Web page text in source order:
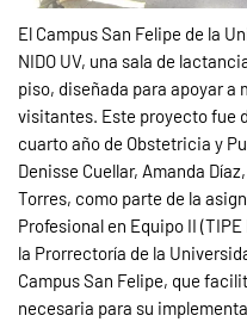
El Campus San Felipe de la
NIDO UV, una sala de
piso, diseñada para apoyar
visitantes. Este proyecto fue
cuarto año de Obstetricia y
Denisse Cuellar, Amanda
Torres, como parte de la
Profesional en Equipo II
la Prorrectoría de la
Campus San Felipe, que
necesaria para su